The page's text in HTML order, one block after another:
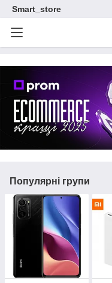
Smart_store
Популярні групи